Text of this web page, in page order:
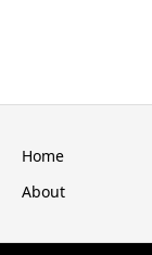
Home
About